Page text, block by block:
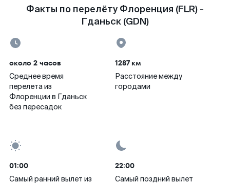
Факты по перелёту Флоренция (FLR) -
Гданьск (GDN)
около 2 часов
Среднее время
перелета из
Флоренции в Гданьск
без пересадок
1287 км
Расстояние между
городами
01:00
Самый ранний вылет из
22:00
Самый поздний вылет